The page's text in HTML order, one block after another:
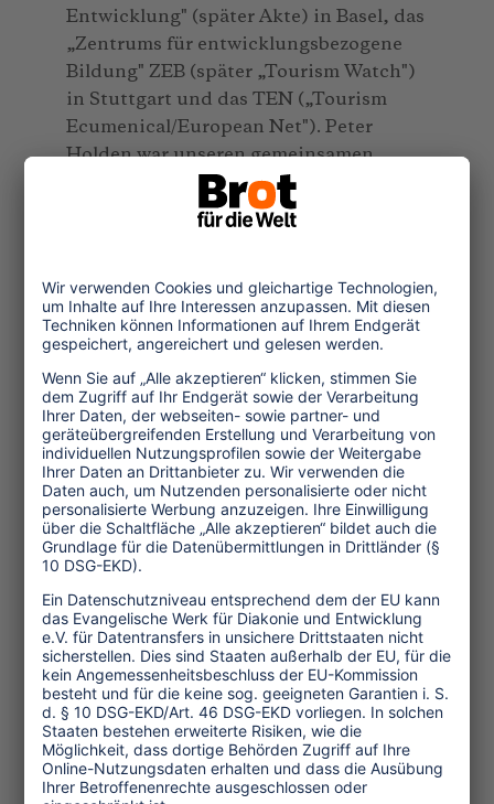
Entwicklung" (später Akte) in Basel, das
„Zentrums für entwicklungsbezogene
Bildung" ZEB (später „Tourism Watch")
in Stuttgart und das TEN („Tourism
Ecumenical/European Net"). Peter
Holden war unseren gemeinsamen
Anliegen leidenschaftlich verpflichtet.
Als Australier, der sich dem asiatischen
zwischen Nord und Süd.
Zusammen mit dem neuseeländischen
Theologen Ron O'Grady, dem
ehemaligen Generalsekretär der
„Christian Conference of Asia" CCA,
suchte er den Kontakt zum Papst und
zum Ökumenischen Rat der Kirchen in
Genf. Er wollte die grossen Kirchen mit
ins Boot nehmen im Kampf gegen die
Ausbeutung der Armen durch den
Tourismus.
Peter Holden erkannte im Dritte-Welt-
Tourismus die gleichen Strukturen wie
in allen Beziehungen der globalen
Weltwirtschaft. Somit war dieser
Tourismus für ihn ein eminent
politisches Thema, das sowohl in den